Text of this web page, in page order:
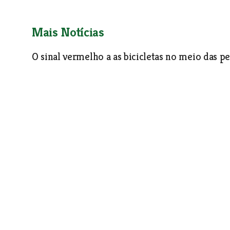
Mais Notícias
O sinal vermelho a as bicicletas no meio das